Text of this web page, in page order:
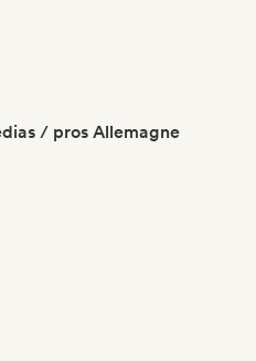
/ pros Allemagne